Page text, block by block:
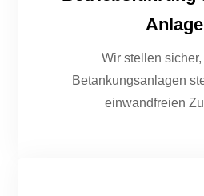
Wir stellen
Betankungsanlagen
einwandfreien